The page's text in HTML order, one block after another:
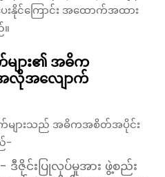
နိုင်ကြောင်း အထောက်အထား
များ၏ အဓိက
အလိုအလျောက်
က်များသည် အဓိကအစိတ်အပိုင်း
-
- ဒီဇိုင်းပြုလုပ်မှုအား ဖွဲ့စည်း